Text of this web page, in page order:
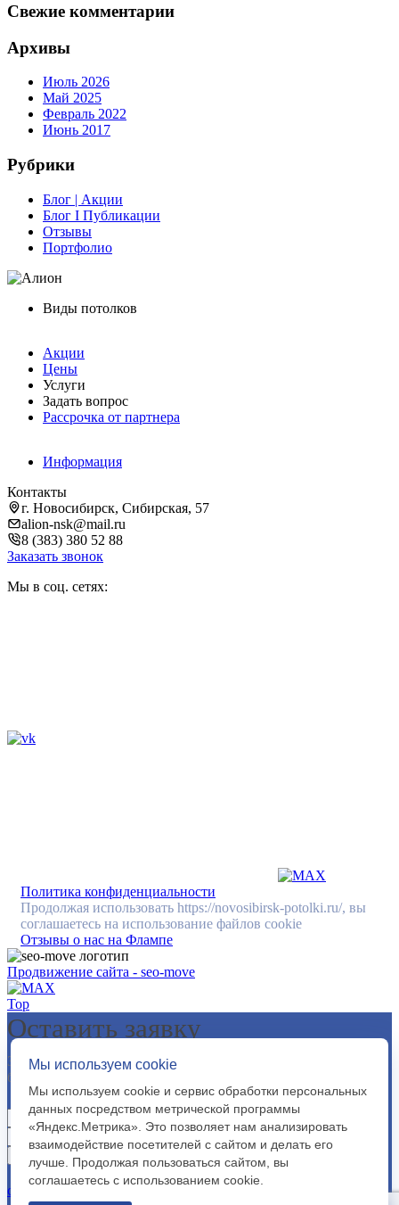
Свежие комментарии
Архивы
Июль 2026
Май 2025
Февраль 2022
Июнь 2017
Рубрики
Блог | Акции
Блог I Публикации
Отзывы
Портфолио
Виды потолков
Акции
Цены
Услуги
Задать вопрос
Рассрочка от партнера
Информация
Контакты
г. Новосибирск, Сибирская, 57
alion-nsk@mail.ru
8 (383) 380 52 88
Заказать звонок
Мы в соц. сетях:
Политика конфиденциальности
Продолжая использовать https://novosibirsk-potolki.ru/, вы
соглашаетесь на использование файлов cookie
Отзывы о нас на Флампе
Продвижение сайта - seo-move
Мы используем cookie
Мы используем cookie и сервис обработки персональных
данных посредством метрической программы
«Яндекс.Метрика». Это позволяет нам анализировать
взаимодействие посетителей с сайтом и делать его
лучше. Продолжая пользоваться сайтом, вы
соглашаетесь с использованием cookie.
Top
Оставить заявку
Заполните форму ниже, указав ваши данные. В
ближайшее время мы свяжемся с вами.
Я согласен с условиями
Пользовательского
соглашения